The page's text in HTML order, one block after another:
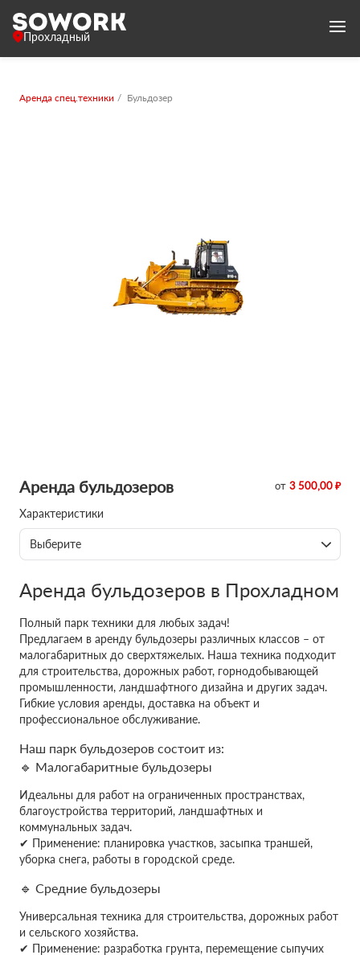
Прохладный
Аренда спец.техники Бульдозер
Аренда бульдозеров от 3 500,00 ₽
Характеристики
Выберите
Аренда бульдозеров в Прохладном
Полный парк техники для любых задач!
Предлагаем в аренду бульдозеры различных классов – от
малогабаритных до сверхтяжелых. Наша техника подходит
для строительства, дорожных работ, горнодобывающей
промышленности, ландшафтного дизайна и других задач.
Гибкие условия аренды, доставка на объект и
профессиональное обслуживание.
Наш парк бульдозеров состоит из:
🔹 Малогабаритные бульдозеры
Идеальны для работ на ограниченных пространствах,
благоустройства территорий, ландшафтных и
коммунальных задач.
✔ Применение: планировка участков, засыпка траншей,
уборка снега, работы в городской среде.
🔹 Средние бульдозеры
Универсальная техника для строительства, дорожных работ
и сельского хозяйства.
✔ Применение: разработка грунта, перемещение сыпучих